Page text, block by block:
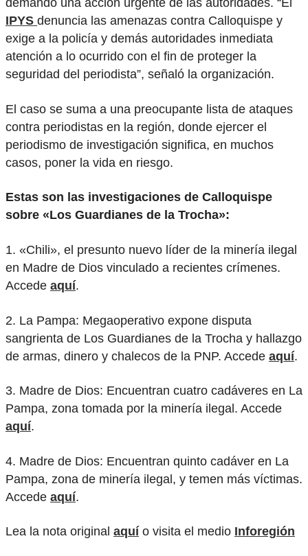
demandó una acción urgente de las autoridades. “El
IPYS denuncia las amenazas contra Calloquispe y
exige a la policía y demás autoridades inmediata
atención a lo ocurrido con el fin de proteger la
seguridad del periodista”, señaló la organización.
El caso se suma a una preocupante lista de ataques
contra periodistas en la región, donde ejercer el
periodismo de investigación significa, en muchos
casos, poner la vida en riesgo.
Estas son las investigaciones de Calloquispe
sobre «Los Guardianes de la Trocha»:
1. «Chili», el presunto nuevo líder de la minería ilegal
en Madre de Dios vinculado a recientes crímenes.
Accede aquí.
2. La Pampa: Megaoperativo expone disputa
sangrienta de Los Guardianes de la Trocha y hallazgo
de armas, dinero y chalecos de la PNP. Accede aquí.
3. Madre de Dios: Encuentran cuatro cadáveres en La
Pampa, zona tomada por la minería ilegal. Accede
aquí.
4. Madre de Dios: Encuentran quinto cadáver en La
Pampa, zona de minería ilegal, y temen más víctimas.
Accede aquí.
Lea la nota original aquí o visita el medio Inforegión